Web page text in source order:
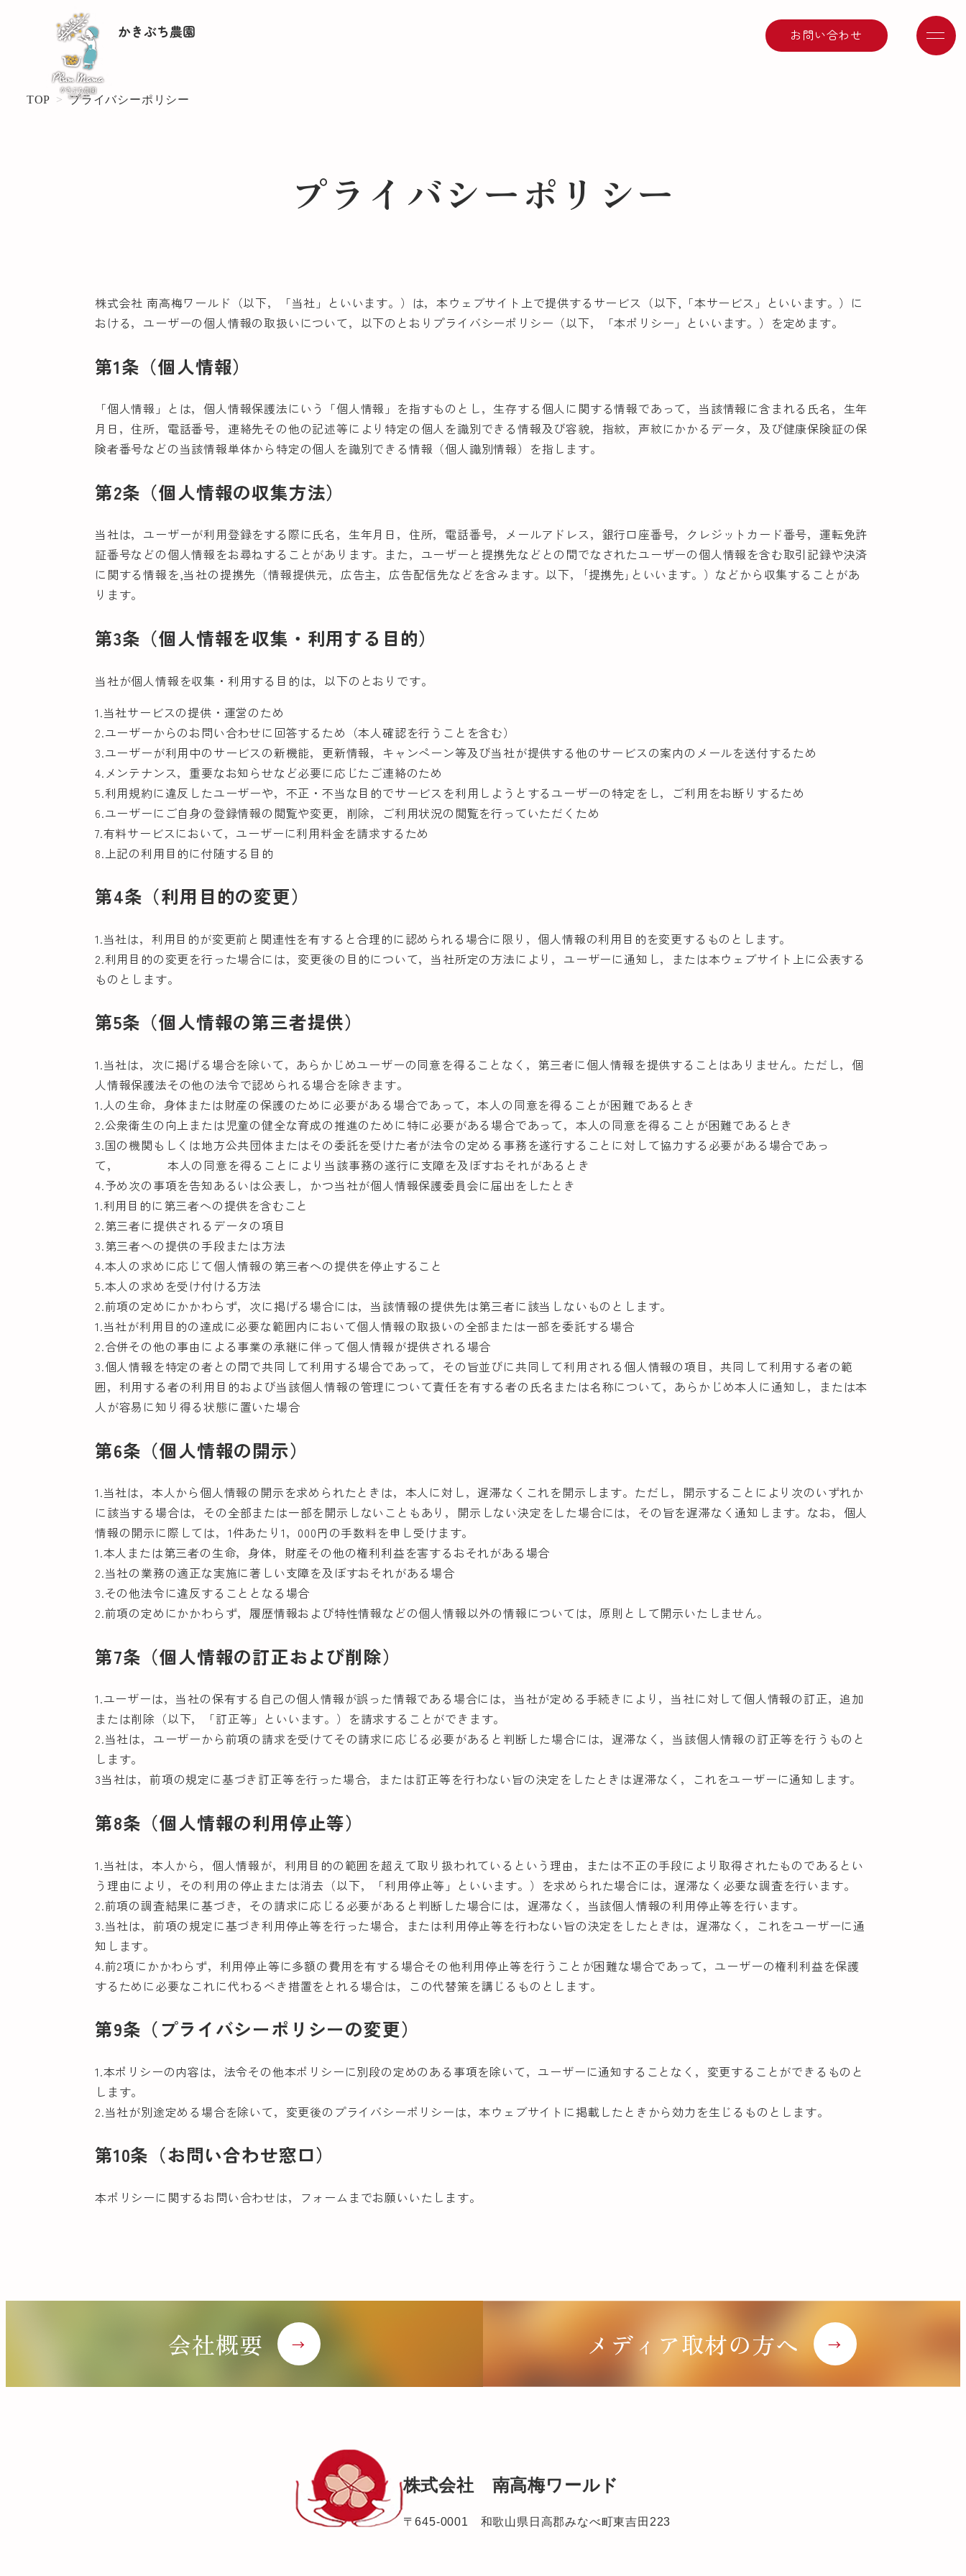
お問い合わせ
TOP プライバシーポリシー
プライバシーポリシー
株式会社 南高梅ワールド（以下，「当社」といいます。）は，本ウェブサイト上で提供するサービス（以下,「本サービス」といいます。）に
おける，ユーザーの個人情報の取扱いについて，以下のとおりプライバシーポリシー（以下，「本ポリシー」といいます。）を定めます。
第1条（個人情報）
「個人情報」とは，個人情報保護法にいう「個人情報」を指すものとし，生存する個人に関する情報であって，当該情報に含まれる氏名，生年
月日，住所，電話番号，連絡先その他の記述等により特定の個人を識別できる情報及び容貌，指紋，声紋にかかるデータ，及び健康保険証の保
険者番号などの当該情報単体から特定の個人を識別できる情報（個人識別情報）を指します。
第2条（個人情報の収集方法）
当社は，ユーザーが利用登録をする際に氏名，生年月日，住所，電話番号，メールアドレス，銀行口座番号，クレジットカード番号，運転免許
証番号などの個人情報をお尋ねすることがあります。また，ユーザーと提携先などとの間でなされたユーザーの個人情報を含む取引記録や決済
に関する情報を,当社の提携先（情報提供元，広告主，広告配信先などを含みます。以下，｢提携先｣といいます。）などから収集することがあ
ります。
第3条（個人情報を収集・利用する目的）
当社が個人情報を収集・利用する目的は，以下のとおりです。
1.当社サービスの提供・運営のため
2.ユーザーからのお問い合わせに回答するため（本人確認を行うことを含む）
3.ユーザーが利用中のサービスの新機能，更新情報，キャンペーン等及び当社が提供する他のサービスの案内のメールを送付するため
4.メンテナンス，重要なお知らせなど必要に応じたご連絡のため
5.利用規約に違反したユーザーや，不正・不当な目的でサービスを利用しようとするユーザーの特定をし，ご利用をお断りするため
6.ユーザーにご自身の登録情報の閲覧や変更，削除，ご利用状況の閲覧を行っていただくため
7.有料サービスにおいて，ユーザーに利用料金を請求するため
8.上記の利用目的に付随する目的
第4条（利用目的の変更）
1.当社は，利用目的が変更前と関連性を有すると合理的に認められる場合に限り，個人情報の利用目的を変更するものとします。
2.利用目的の変更を行った場合には，変更後の目的について，当社所定の方法により，ユーザーに通知し，または本ウェブサイト上に公表する
ものとします。
第5条（個人情報の第三者提供）
1.当社は，次に掲げる場合を除いて，あらかじめユーザーの同意を得ることなく，第三者に個人情報を提供することはありません。ただし，個
人情報保護法その他の法令で認められる場合を除きます。
1.人の生命，身体または財産の保護のために必要がある場合であって，本人の同意を得ることが困難であるとき
2.公衆衛生の向上または児童の健全な育成の推進のために特に必要がある場合であって，本人の同意を得ることが困難であるとき
3.国の機関もしくは地方公共団体またはその委託を受けた者が法令の定める事務を遂行することに対して協力する必要がある場合であっ
て， 本人の同意を得ることにより当該事務の遂行に支障を及ぼすおそれがあるとき
4.予め次の事項を告知あるいは公表し，かつ当社が個人情報保護委員会に届出をしたとき
1.利用目的に第三者への提供を含むこと
2.第三者に提供されるデータの項目
3.第三者への提供の手段または方法
4.本人の求めに応じて個人情報の第三者への提供を停止すること
5.本人の求めを受け付ける方法
2.前項の定めにかかわらず，次に掲げる場合には，当該情報の提供先は第三者に該当しないものとします。
1.当社が利用目的の達成に必要な範囲内において個人情報の取扱いの全部または一部を委託する場合
2.合併その他の事由による事業の承継に伴って個人情報が提供される場合
3.個人情報を特定の者との間で共同して利用する場合であって，その旨並びに共同して利用される個人情報の項目，共同して利用する者の範
囲，利用する者の利用目的および当該個人情報の管理について責任を有する者の氏名または名称について，あらかじめ本人に通知し，または本
人が容易に知り得る状態に置いた場合
第6条（個人情報の開示）
1.当社は，本人から個人情報の開示を求められたときは，本人に対し，遅滞なくこれを開示します。ただし，開示することにより次のいずれか
に該当する場合は，その全部または一部を開示しないこともあり，開示しない決定をした場合には，その旨を遅滞なく通知します。なお，個人
情報の開示に際しては，1件あたり1，000円の手数料を申し受けます。
1.本人または第三者の生命，身体，財産その他の権利利益を害するおそれがある場合
2.当社の業務の適正な実施に著しい支障を及ぼすおそれがある場合
3.その他法令に違反することとなる場合
2.前項の定めにかかわらず，履歴情報および特性情報などの個人情報以外の情報については，原則として開示いたしません。
第7条（個人情報の訂正および削除）
1.ユーザーは，当社の保有する自己の個人情報が誤った情報である場合には，当社が定める手続きにより，当社に対して個人情報の訂正，追加
または削除（以下，「訂正等」といいます。）を請求することができます。
2.当社は，ユーザーから前項の請求を受けてその請求に応じる必要があると判断した場合には，遅滞なく，当該個人情報の訂正等を行うものと
します。
3当社は，前項の規定に基づき訂正等を行った場合，または訂正等を行わない旨の決定をしたときは遅滞なく，これをユーザーに通知します。
第8条（個人情報の利用停止等）
1.当社は，本人から，個人情報が，利用目的の範囲を超えて取り扱われているという理由，または不正の手段により取得されたものであるとい
う理由により，その利用の停止または消去（以下，「利用停止等」といいます。）を求められた場合には，遅滞なく必要な調査を行います。
2.前項の調査結果に基づき，その請求に応じる必要があると判断した場合には，遅滞なく，当該個人情報の利用停止等を行います。
3.当社は，前項の規定に基づき利用停止等を行った場合，または利用停止等を行わない旨の決定をしたときは，遅滞なく，これをユーザーに通
知します。
4.前2項にかかわらず，利用停止等に多額の費用を有する場合その他利用停止等を行うことが困難な場合であって，ユーザーの権利利益を保護
するために必要なこれに代わるべき措置をとれる場合は，この代替策を講じるものとします。
第9条（プライバシーポリシーの変更）
1.本ポリシーの内容は，法令その他本ポリシーに別段の定めのある事項を除いて，ユーザーに通知することなく，変更することができるものと
します。
2.当社が別途定める場合を除いて，変更後のプライバシーポリシーは，本ウェブサイトに掲載したときから効力を生じるものとします。
第10条（お問い合わせ窓口）
本ポリシーに関するお問い合わせは，フォームまでお願いいたします。
会社概要 → メディア取材の方へ →
株式会社 南高梅ワールド
〒645-0001 和歌山県日高郡みなべ町東吉田223